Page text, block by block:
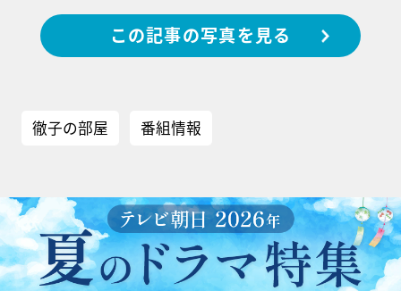
この記事の写真を見る
徹子の部屋 番組情報